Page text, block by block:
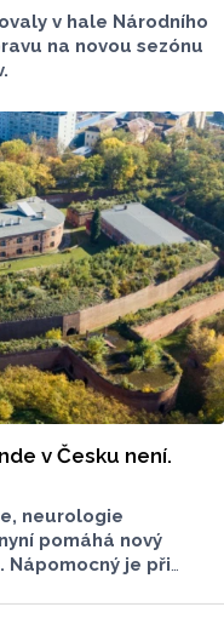
v hale Národního
na novou sezónu
v Česku není.
neurologie
pomáhá nový
Nápomocný je při
a včasném